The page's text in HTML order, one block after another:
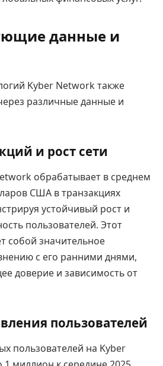
данные и
Kyber Network также
различные данные и
и рост сети
обрабатывает в среднем
США в транзакциях
устойчивый рост и
пользователей. Этот
собой значительное
с его ранними днями,
доверие и зависимость от
пользователей
пользователей на Kyber